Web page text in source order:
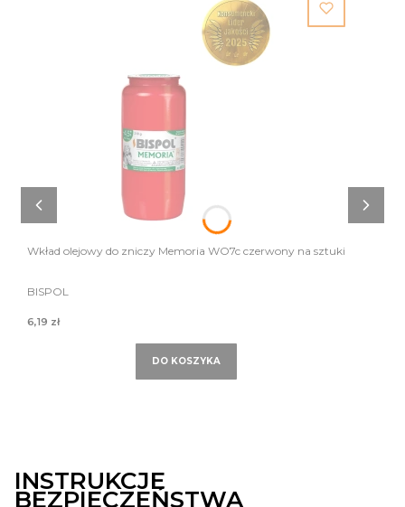
Wkład olejowy do zniczy Memoria WO7c czerwony na sztuki
BISPOL
6,19 zł
DO KOSZYKA
INSTRUKCJE
BEZPIECZEŃSTWA